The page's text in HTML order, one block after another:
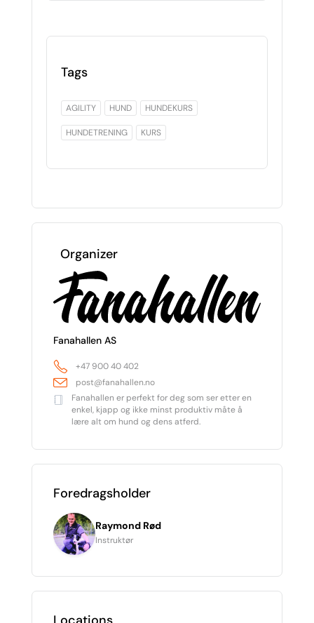
Tags
AGILITY HUND HUNDEKURS
HUNDETRENING KURS
Organizer
Fanahallen AS
+47 900 40 402
post@fanahallen.no
Fanahallen er perfekt for deg som ser etter en
enkel, kjapp og ikke minst produktiv måte å
lære alt om hund og dens atferd.
Foredragsholder
Raymond Rød
Instruktør